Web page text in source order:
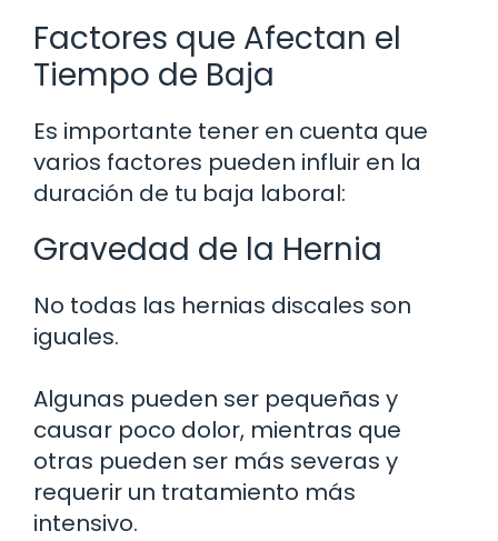
Factores que Afectan el
Tiempo de Baja
Es importante tener en cuenta que
varios factores pueden influir en la
duración de tu baja laboral:
Gravedad de la Hernia
No todas las hernias discales son
iguales.
Algunas pueden ser pequeñas y
causar poco dolor, mientras que
otras pueden ser más severas y
requerir un tratamiento más
intensivo.